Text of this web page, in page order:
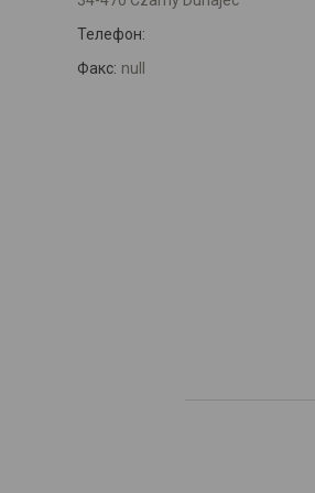
Телефон:
Факс: null